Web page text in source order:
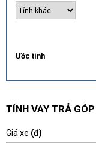
Ước tính
TÍNH VAY TRẢ GÓP
Giá xe (đ)